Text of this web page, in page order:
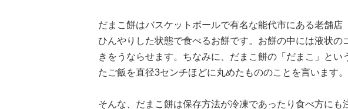
だまこ餅はバスケットボールで有名な能代市にある老舗店
ひんやりした状態で食べるお餅です。お餅の中には液状
きをうならせます。ちなみに、だまこ餅の「だまこ」とい
たご飯を直径3センチほどに丸めたもののことを言います。
そんな、だまこ餅は保存方法が冷凍であったり食べ方に